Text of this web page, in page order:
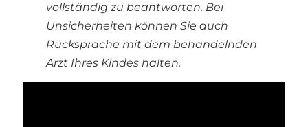
vollständig zu beantworten. Bei
Unsicherheiten können Sie auch
Rücksprache mit dem behandelnden
Arzt Ihres Kindes halten.